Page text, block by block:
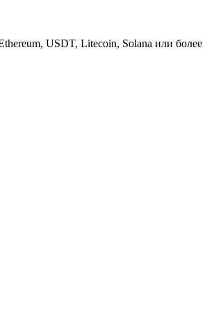
USDT, Litecoin, Solana или более